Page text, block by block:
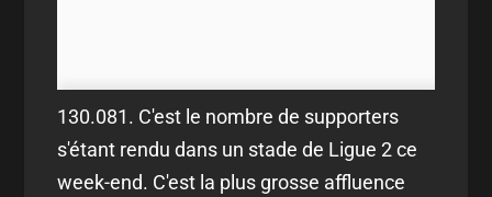
130.081. C'est le nombre de supporters
s'étant rendu dans un stade de Ligue 2 ce
week-end. C'est la plus grosse affluence